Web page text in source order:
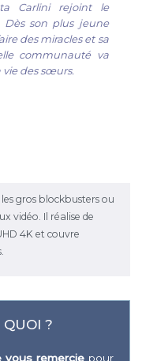
Carlini rejoint le
Dès son plus jeune
des miracles et sa
communauté va
vie des sœurs.
gros blockbusters ou
vidéo. Il réalise de
4K et couvre
?
vous remerciepour